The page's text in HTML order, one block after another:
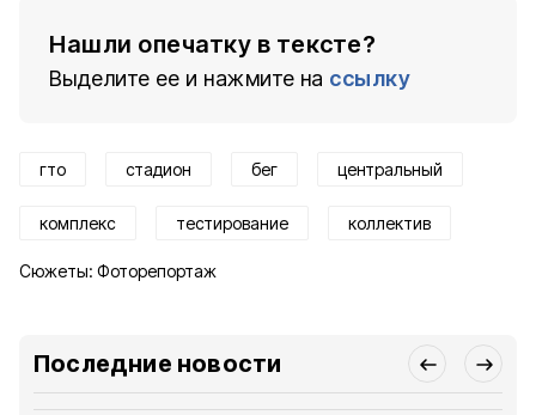
Нашли опечатку в тексте?
Выделите ее и нажмите на ссылку
гто стадион бег центральный
комплекс тестирование коллектив
Сюжеты: Фоторепортаж
Последние новости